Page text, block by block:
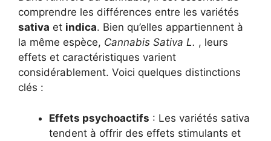
comprendre les différences entre les variétés
sativa et indica. Bien qu’elles appartiennent à
la même espèce, Cannabis Sativa L. , leurs
effets et caractéristiques varient
considérablement. Voici quelques distinctions
clés :
Effets psychoactifs : Les variétés sativa
tendent à offrir des effets stimulants et